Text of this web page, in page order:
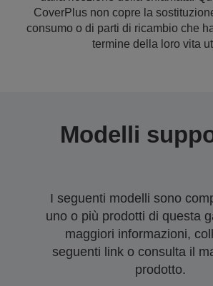
CoverPlus non copre la
consumo o di parti di ricambio che
termine della loro vita
Modelli
I seguenti modelli sono
uno o più prodotti di questa
maggiori informazioni,
seguenti link o consulta il
prodotto.